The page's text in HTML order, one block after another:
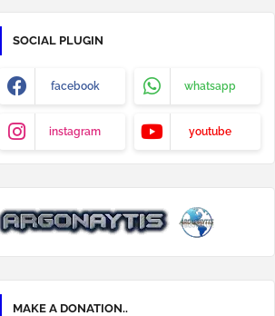
SOCIAL PLUGIN
facebook whatsapp
instagram youtube
MAKE A DONATION..